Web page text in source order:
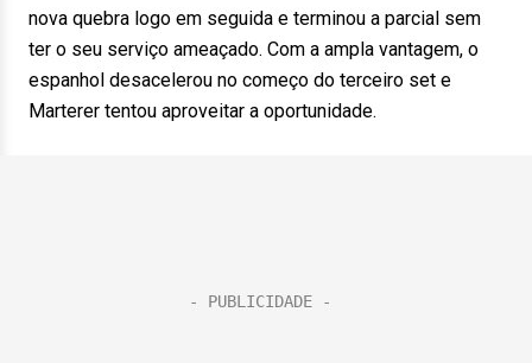
nova quebra logo em seguida e terminou a parcial sem
ter o seu serviço ameaçado. Com a ampla vantagem, o
espanhol desacelerou no começo do terceiro set e
Marterer tentou aproveitar a oportunidade.